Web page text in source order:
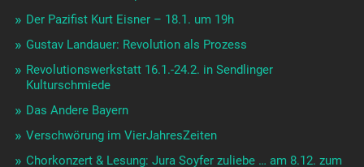
Der Pazifist Kurt Eisner – 18.1. um 19h
Gustav Landauer: Revolution als Prozess
Revolutionswerkstatt 16.1.-24.2. in Sendlinger
Kulturschmiede
Das Andere Bayern
Verschwörung im VierJahresZeiten
Chorkonzert & Lesung: Jura Soyfer zuliebe … am 8.12. zum